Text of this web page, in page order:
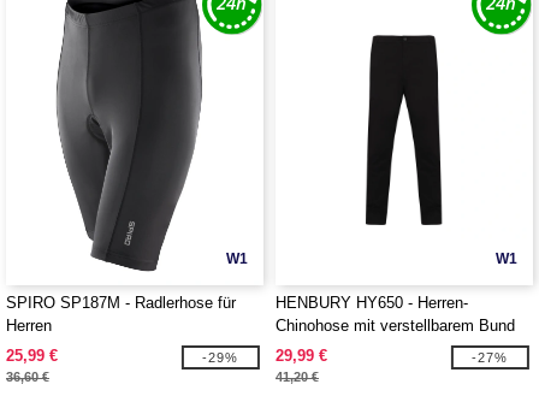
W1
SPIRO SP187M - Radlerhose für
Herren
25,99 €
36,60 €
-29%
W1
HENBURY HY650 - Herren-
Chinohose mit verstellbarem Bund
29,99 €
41,20 €
-27%